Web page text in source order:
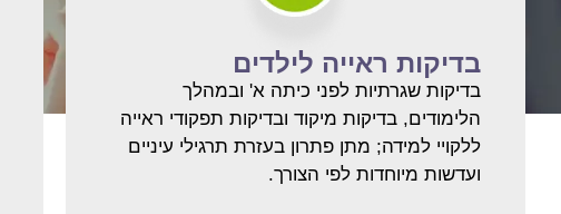
בדיקות ראייה לילדים
בדיקות שגרתיות לפני כיתה א' ובמהלך
הלימודים, בדיקות מיקוד ובדיקות תפקודי ראייה
ללקויי למידה; מתן פתרון בעזרת תרגילי עיניים
ועדשות מיוחדות לפי הצורך.